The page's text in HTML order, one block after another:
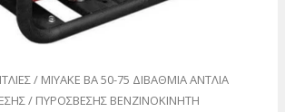
/ MIYAKE BA 50-75 ΔΙΒΑΘΜΙΑ ΑΝΤΛΙΑ
/ ΠΥΡΟΣΒΕΣΗΣ ΒΕΝΖΙΝΟΚΙΝΗΤΗ